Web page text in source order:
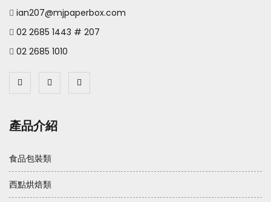
ian207@mjpaperbox.com
02 2685 1443 # 207
02 2685 1010
產品介紹
食品包裝類
西點烘焙類